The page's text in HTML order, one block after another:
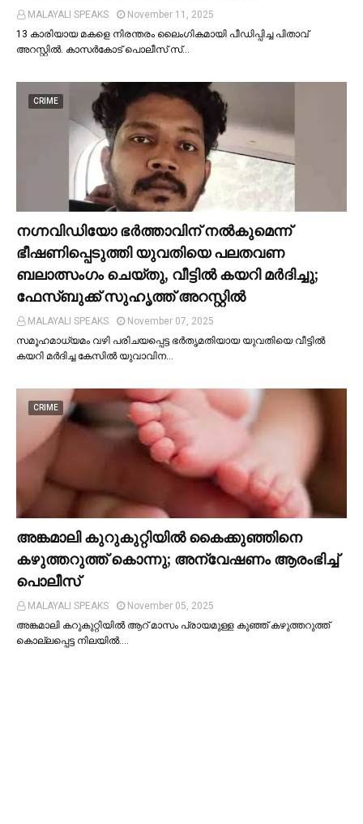
MALAYALI SPEAKS
November 11, 2025
13 കാരിയായ മകളെ നിരന്തരം ലൈംഗികമായി പീഡിപ്പിച്ച പിതാവ്
അറസ്റ്റില്‍. കാസർകോട് പൊലീസ് സ്…
CRIME
നഗ്നവിഡിയോ ഭര്‍ത്താവിന് നല്‍കുമെന്ന്
ഭീഷണിപ്പെടുത്തി യുവതിയെ പലതവണ
ബലാത്സംഗം ചെയ്തു, വീട്ടില്‍ കയറി മര്‍ദിച്ചു;
ഫേസ്ബുക്ക് സുഹൃത്ത് അറസ്റ്റില്‍
MALAYALI SPEAKS
November 07, 2025
സമൂഹമാധ്യമം വഴി പരിചയപ്പെട്ട ഭർതൃമതിയായ യുവതിയെ വീട്ടില്‍
കയറി മർദിച്ച കേസില്‍ യുവാവിന…
CRIME
അങ്കമാലി കുറുകുറ്റിയില്‍ കൈക്കുഞ്ഞിനെ
കഴുത്തറുത്ത് കൊന്നു; അന്വേഷണം ആരംഭിച്ച്‌
പൊലീസ്
MALAYALI SPEAKS
November 05, 2025
അങ്കമാലി കറുകുറ്റിയില്‍ ആറ് മാസം പ്രായമുള്ള കുഞ്ഞ് കഴുത്തറുത്ത്
കൊല്ലപ്പെട്ട നിലയില്‍.…